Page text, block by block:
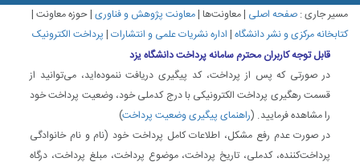
مسیر جاری :صفحه اصلی |معاونت‌ها|معاونت پژوهش و فناوری|حوزه معاونت|
کتابخانه مرکزی و نشر دانشگاه|اداره نشریات علمی و انتشارات|پرداخت الکترونیک
قابل توجه کاربران محترم سامانه پرداخت دانشگاه یزد
در صورتی که پس از پرداخت، کد پیگیری دریافت ننموده‌اید، می‌توانید از
قسمت رهگیری پرداخت الکترونیکی با درج کدملی خود، وضعیت پرداخت خود
را مشاهده فرمایید. (راهنمای پیگیری وضعیت پرداخت)
در صورت عدم رفع مشکل، اطلاعات کامل پرداخت خود (نام و نام خانوادگی
پرداخت‌کننده، کدملی، تاریخ پرداخت، موضوع پرداخت، مبلغ پرداخت، درگاه